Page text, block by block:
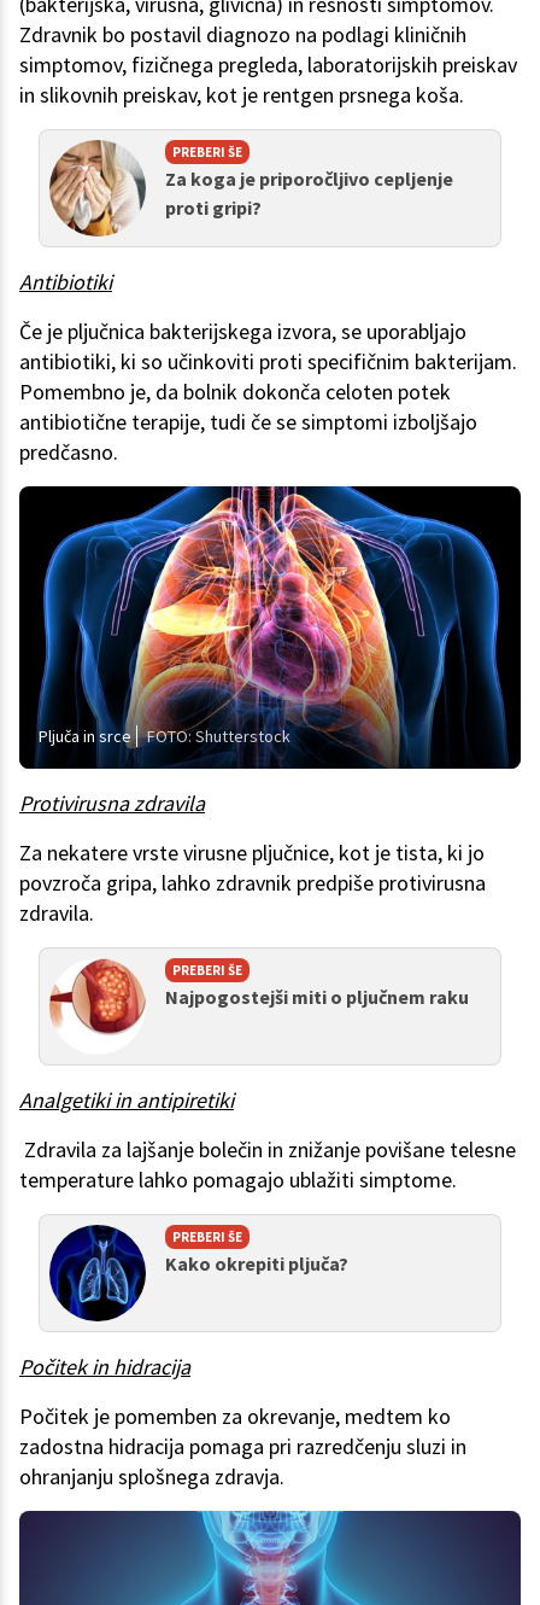
Zdravnik bo postavil diagnozo na podlagi kliničnih
simptomov, fizičnega pregleda, laboratorijskih preiskav
in slikovnih preiskav, kot je rentgen prsnega koša.
PREBERI ŠE
Za koga je priporočljivo cepljenje
proti gripi?
Antibiotiki
Če je pljučnica bakterijskega izvora, se uporabljajo
antibiotiki, ki so učinkoviti proti specifičnim bakterijam.
Pomembno je, da bolnik dokonča celoten potek
antibiotične terapije, tudi če se simptomi izboljšajo
predčasno.
Pljuča in srce FOTO: Shutterstock
Protivirusna zdravila
Za nekatere vrste virusne pljučnice, kot je tista, ki jo
povzroča gripa, lahko zdravnik predpiše protivirusna
zdravila.
PREBERI ŠE
Najpogostejši miti o pljučnem raku
Analgetiki in antipiretiki
Zdravila za lajšanje bolečin in znižanje povišane telesne
temperature lahko pomagajo ublažiti simptome.
PREBERI ŠE
Kako okrepiti pljuča?
Počitek in hidracija
Počitek je pomemben za okrevanje, medtem ko
zadostna hidracija pomaga pri razredčenju sluzi in
ohranjanju splošnega zdravja.